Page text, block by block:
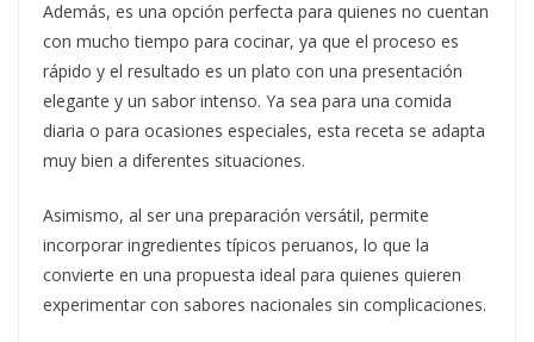
Además, es una opción perfecta para quienes no cuentan
con mucho tiempo para cocinar, ya que el proceso es
rápido y el resultado es un plato con una presentación
elegante y un sabor intenso. Ya sea para una comida
diaria o para ocasiones especiales, esta receta se adapta
muy bien a diferentes situaciones.
Asimismo, al ser una preparación versátil, permite
incorporar ingredientes típicos peruanos, lo que la
convierte en una propuesta ideal para quienes quieren
experimentar con sabores nacionales sin complicaciones.